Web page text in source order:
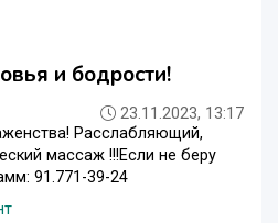
и бодрости!
23.11.2023, 13:17
Расслабляющий,
массаж !!!Если не беру
91.771-39-24